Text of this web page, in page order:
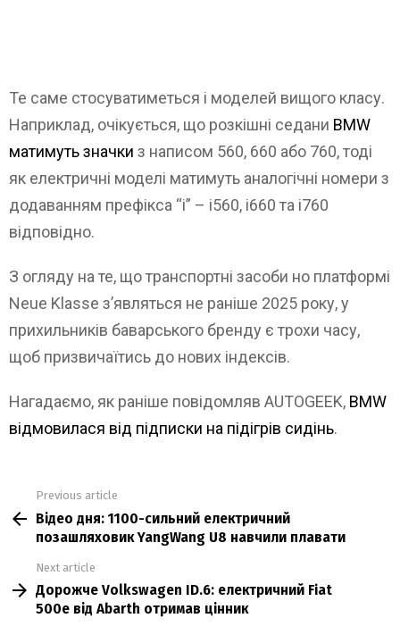
Те саме стосуватиметься і моделей вищого класу.
Наприклад, очікується, що розкішні седани BMW
матимуть значки з написом 560, 660 або 760, тоді
як електричні моделі матимуть аналогічні номери з
додаванням префікса “i” – i560, i660 та i760
відповідно.
З огляду на те, що транспортні засоби но платформі
Neue Klasse з’являться не раніше 2025 року, у
прихильників баварського бренду є трохи часу,
щоб призвичаїтись до нових індексів.
Нагадаємо, як раніше повідомляв AUTOGEEK, BMW
відмовилася від підписки на підігрів сидінь.
more
Previous article
Відео дня: 1100-сильний електричний
позашляховик YangWang U8 навчили плавати
Next article
Дорожче Volkswagen ID.6: електричний Fiat
500e від Abarth отримав цінник